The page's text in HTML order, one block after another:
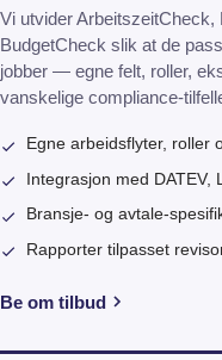
Vi utvider
BudgetCheck slik at de
jobber — egne felt, roller,
vanskelige compliance-
Egne arbeidsflyter, roller
Integrasjon med DATEV,
Bransje- og avtale-
Rapporter tilpasset
Be om tilbud